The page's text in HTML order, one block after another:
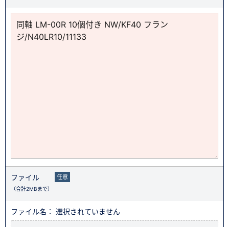
ファイル
（合計2MBまで）
任意
ファイル名： 選択されていません